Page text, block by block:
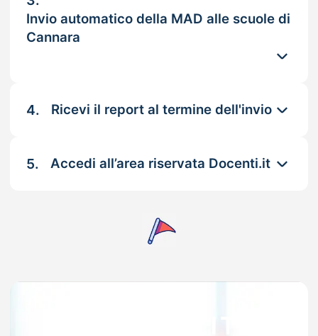
Invio automatico della MAD alle scuole di
Cannara
4. Ricevi il report al termine dell'invio
5. Accedi all’area riservata Docenti.it